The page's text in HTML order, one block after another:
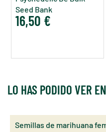
Seed Bank
16,50 €
LO HAS PODIDO VER
Semillas de marihuana